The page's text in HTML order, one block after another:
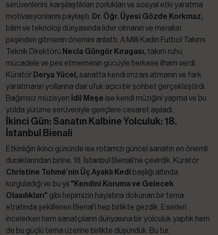
serüvenlerini, karşılaştıkları zorlukları ve sosyal etki yaratma
motivasyonlarını paylaştı.
Dr. Öğr. Üyesi Gözde Korkmaz,
bilim ve teknoloji dünyasında lider olmanın ve merakın
peşinden gitmenin önemini anlattı. A Milli Kadın Futbol Takımı
Teknik Direktörü Necla Güngör Kıragası, takım ruhu,
mücadele ve pes etmemenin gücüyle herkese ilham verdi.
Küratör Derya Yücel, sanatta kendi imzanı atmanın ve fark
yaratmanın yollarına dair ufuk açıcı bir sohbet gerçekleştirdi.
Bağımsız müzisyen İdil Meşe ise kendi müziğini yapma ve bu
yolda yürüme serüveniyle gençlere cesaret aşıladı.
İkinci Gün: Sanatın Kalbine Yolculuk: 18.
İstanbul Bienali
Etkinliğin ikinci gününde ise rotamızı güncel sanatın en önemli
duraklarından birine, 18. İstanbul Bienali'ne çevirdik. Küratör
Christine Tohmé’nin Üç Ayaklı Kedi başlığı altında
kurguladığı ve bu yıl "Kendini Koruma ve Gelecek
Olasılıkları" gibi hepimizin hayatına dokunan bir tema
etrafında şekillenen Bienal'i hep birlikte gezdik. Eserleri
incelerken hem sanatçıların dünyasına bir yolculuk yaptık hem
de bu güçlü tema üzerine birlikte düşündük. Bu tur,